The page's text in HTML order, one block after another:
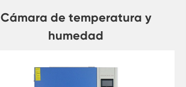
Cámara de temperatura y
humedad